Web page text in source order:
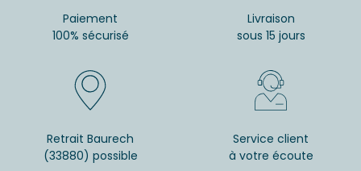
Paiement
100% sécurisé
Livraison
sous 15 jours
Retrait Baurech
(33880) possible
Service client
à votre écoute